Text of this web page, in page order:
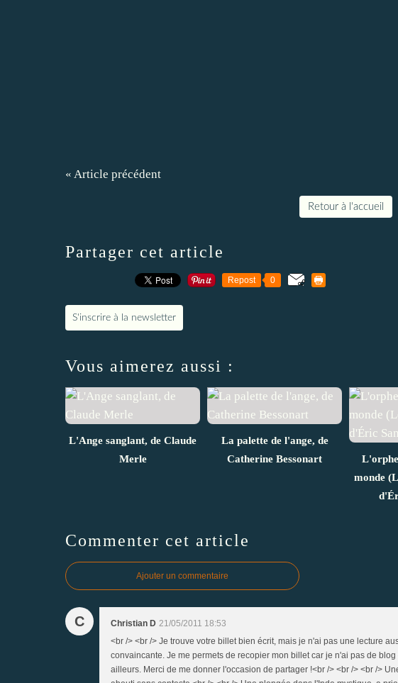
« Article précédent
Retour à l'accueil
Partager cet article
Repost 0
S'inscrire à la newsletter
Vous aimerez aussi :
L'Ange sanglant, de Claude
Merle
La palette de l'ange, de
Catherine Bessonart
monde
Commenter cet article
Ajouter un commentaire
C Christian D 21/05/2011 18:53
<br /> <br /> Je trouve votre billet bien écrit, mais je n'ai pas une lecture
convaincante. Je me permets de recopier mon billet car je n'ai pas de
ailleurs. Merci de me donner l'occasion de partager !<br /> <br /> <br />